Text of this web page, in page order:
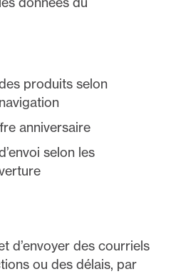
produits selon
anniversaire
selon les
d’envoyer des courriels
ou des délais, par